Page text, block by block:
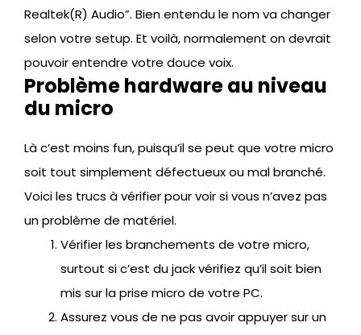
Realtek(R) Audio”. Bien entendu le nom va changer
selon votre setup. Et voilà, normalement on devrait
pouvoir entendre votre douce voix.
Problème hardware au niveau
du micro
Là c’est moins fun, puisqu’il se peut que votre micro
soit tout simplement défectueux ou mal branché.
Voici les trucs à vérifier pour voir si vous n’avez pas
un problème de matériel.
Vérifier les branchements de votre micro,
surtout si c’est du jack vérifiez qu’il soit bien
mis sur la prise micro de votre PC.
Assurez vous de ne pas avoir appuyer sur un